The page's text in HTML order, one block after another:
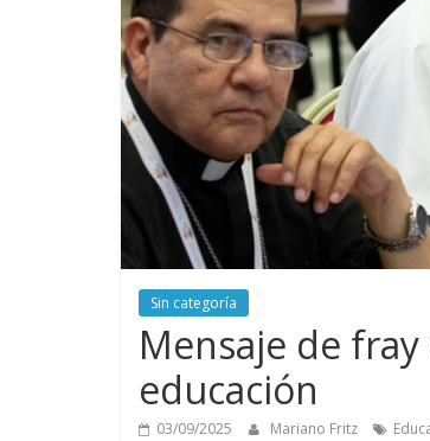
Sin categoría
Mensaje de
educación
03/09/2025 Mariano Fritz